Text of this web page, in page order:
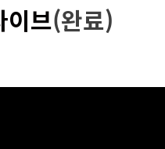
이브(완료)